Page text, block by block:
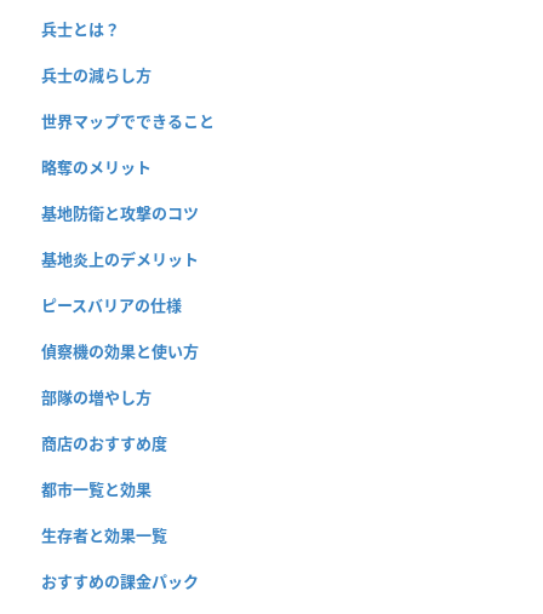
兵士とは？
兵士の減らし方
世界マップでできること
略奪のメリット
基地防衛と攻撃のコツ
基地炎上のデメリット
ピースバリアの仕様
偵察機の効果と使い方
部隊の増やし方
商店のおすすめ度
都市一覧と効果
生存者と効果一覧
おすすめの課金パック